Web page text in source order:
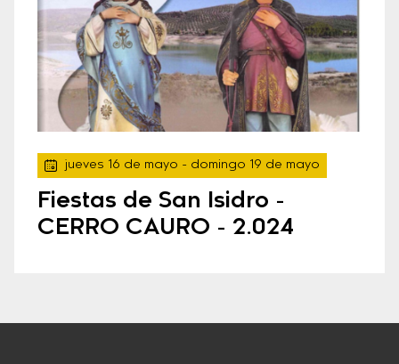
jueves 16 de mayo - domingo 19 de mayo
Fiestas de San Isidro -
CERRO CAURO - 2.024